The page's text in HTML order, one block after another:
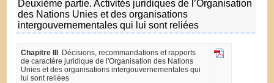
Deuxième partie. Activités juridiques de l’Organisation
des Nations Unies et des organisations
intergouvernementales qui lui sont reliées
Chapitre III . Décisions, recommandations et rapports
de caractère juridique de l'Organisation des Nations
Unies et des organisations intergouvernementales qui
lui sont reliées